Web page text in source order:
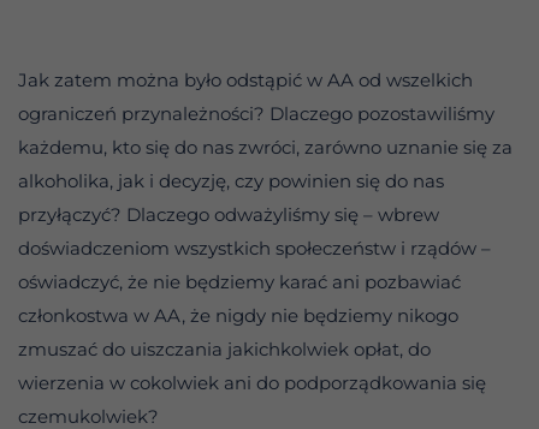
Jak zatem można było odstąpić w AA od wszelkich
ograniczeń przynależności? Dlaczego pozostawiliśmy
każdemu, kto się do nas zwróci, zarówno uznanie się za
alkoholika, jak i decyzję, czy powinien się do nas
przyłączyć? Dlaczego odważyliśmy się – wbrew
doświadczeniom wszystkich społeczeństw i rządów –
oświadczyć, że nie będziemy karać ani pozbawiać
członkostwa w AA, że nigdy nie będziemy nikogo
zmuszać do uiszczania jakichkolwiek opłat, do
wierzenia w cokolwiek ani do podporządkowania się
czemukolwiek?